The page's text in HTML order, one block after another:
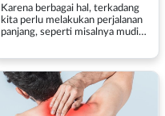
Karena berbagai hal, terkadang
kita perlu melakukan perjalanan
panjang, seperti misalnya mudik.
tradisi berkumpul d...